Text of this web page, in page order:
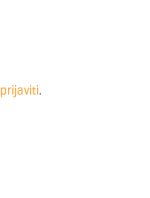
prijaviti.